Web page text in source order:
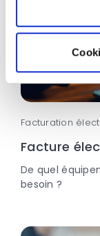
Facturation
Facture
De quel
besoin ?